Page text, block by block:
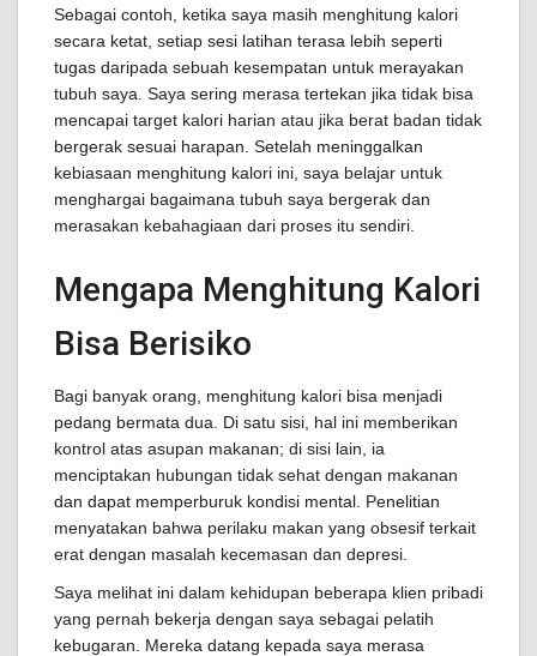
Sebagai contoh, ketika saya masih menghitung kalori
secara ketat, setiap sesi latihan terasa lebih seperti
tugas daripada sebuah kesempatan untuk merayakan
tubuh saya. Saya sering merasa tertekan jika tidak bisa
mencapai target kalori harian atau jika berat badan tidak
bergerak sesuai harapan. Setelah meninggalkan
kebiasaan menghitung kalori ini, saya belajar untuk
menghargai bagaimana tubuh saya bergerak dan
merasakan kebahagiaan dari proses itu sendiri.
Mengapa Menghitung Kalori
Bisa Berisiko
Bagi banyak orang, menghitung kalori bisa menjadi
pedang bermata dua. Di satu sisi, hal ini memberikan
kontrol atas asupan makanan; di sisi lain, ia
menciptakan hubungan tidak sehat dengan makanan
dan dapat memperburuk kondisi mental. Penelitian
menyatakan bahwa perilaku makan yang obsesif terkait
erat dengan masalah kecemasan dan depresi.
Saya melihat ini dalam kehidupan beberapa klien pribadi
yang pernah bekerja dengan saya sebagai pelatih
kebugaran. Mereka datang kepada saya merasa